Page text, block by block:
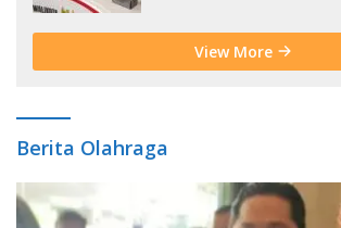
View More
Berita Olahraga